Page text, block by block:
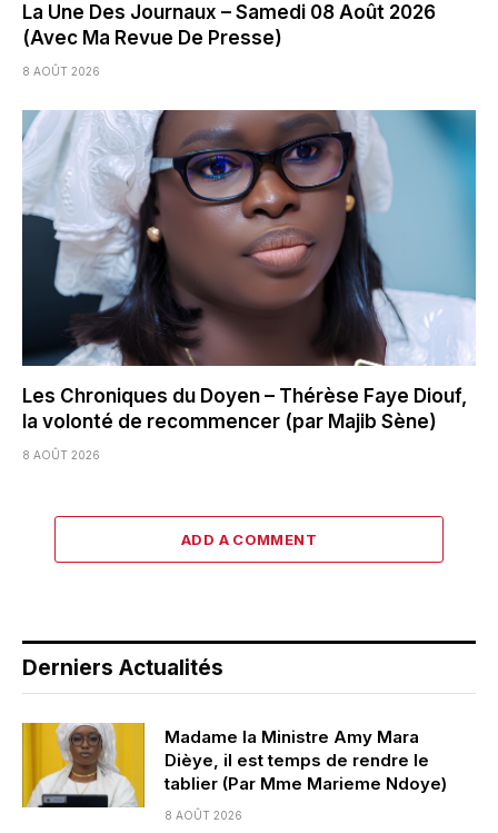
La Une Des Journaux – Samedi 08 Août 2026
(Avec Ma Revue De Presse)
8 AOÛT 2026
Les Chroniques du Doyen – Thérèse Faye Diouf,
la volonté de recommencer (par Majib Sène)
8 AOÛT 2026
ADD A COMMENT
Derniers Actualités
Madame la Ministre Amy Mara
Dièye, il est temps de rendre le
tablier (Par Mme Marieme Ndoye)
8 AOÛT 2026